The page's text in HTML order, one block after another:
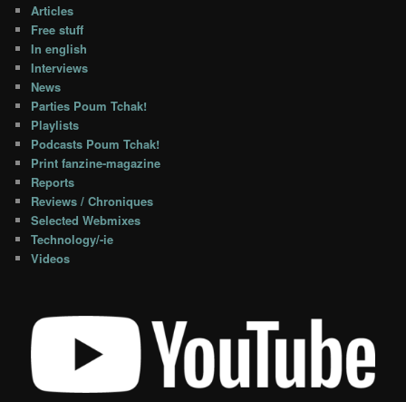
Articles
Free stuff
In english
Interviews
News
Parties Poum Tchak!
Playlists
Podcasts Poum Tchak!
Print fanzine-magazine
Reports
Reviews / Chroniques
Selected Webmixes
Technology/-ie
Videos